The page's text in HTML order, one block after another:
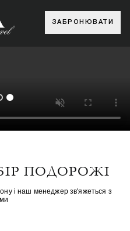
ЗАБРОНЮВАТИ
ПОДОРОЖІ
і наш менеджер зв'яжеться з